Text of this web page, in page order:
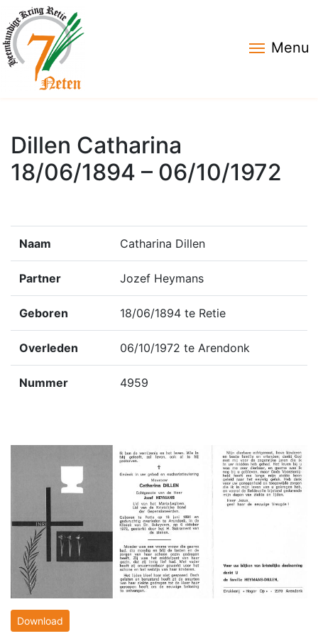
Menu
Dillen Catharina
18/06/1894 – 06/10/1972
Naam Catharina Dillen
Partner Jozef Heymans
Geboren 18/06/1894 te Retie
Overleden 06/10/1972 te Arendonk
Nummer 4959
Download